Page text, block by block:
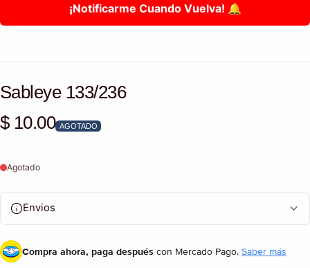
¡Notificarme Cuando Vuelva! 🔔
Sableye 133/236
Precio habitual
$ 10.00 AGOTADO
Agotado
Envios
Compra ahora, paga después con Mercado Pago. Saber más